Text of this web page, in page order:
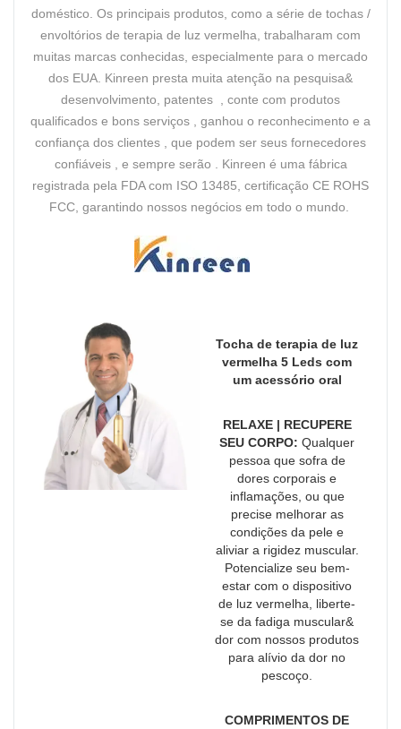
doméstico. Os principais produtos, como a série de tochas /
envoltórios de terapia de luz vermelha, trabalharam com
muitas marcas conhecidas, especialmente para o mercado
dos EUA. Kinreen presta muita atenção na pesquisa&
desenvolvimento, patentes , conte com produtos
qualificados e bons serviços , ganhou o reconhecimento e a
confiança dos clientes , que podem ser seus fornecedores
confiáveis ​​, e sempre serão . Kinreen é uma fábrica
registrada pela FDA com ISO 13485, certificação CE ROHS
FCC, garantindo nossos negócios em todo o mundo.
Tocha de terapia de luz
vermelha 5 Leds com
um acessório oral
RELAXE | RECUPERE
SEU CORPO: Qualquer
pessoa que sofra de
dores corporais e
inflamações, ou que
precise melhorar as
condições da pele e
aliviar a rigidez muscular.
Potencialize seu bem-
estar com o dispositivo
de luz vermelha, liberte-
se da fadiga muscular&
dor com nossos produtos
para alívio da dor no
pescoço.
COMPRIMENTOS DE